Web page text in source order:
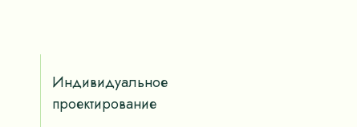
Индивидуальное
проектирование